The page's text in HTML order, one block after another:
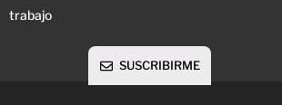
trabajo
SUSCRIBIRME